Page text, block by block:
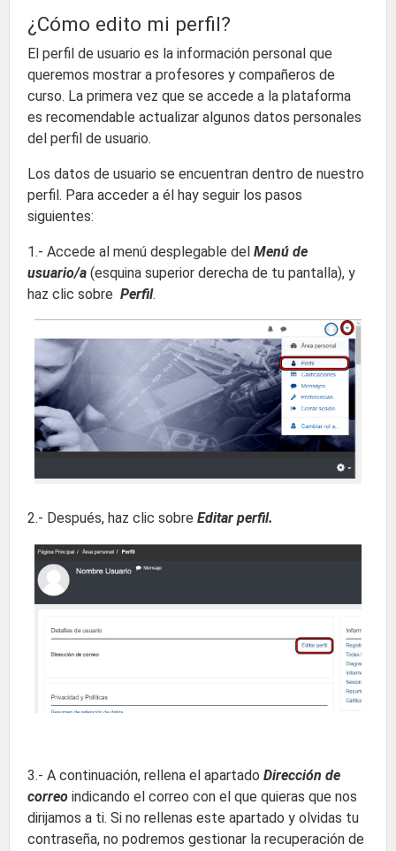
¿Cómo edito mi perfil?
El perfil de usuario es la información personal que
queremos mostrar a profesores y compañeros de
curso. La primera vez que se accede a la plataforma
es recomendable actualizar algunos datos personales
del perfil de usuario.
Los datos de usuario se encuentran dentro de nuestro
perfil. Para acceder a él hay seguir los pasos
siguientes:
1.- Accede al menú desplegable del Menú de
usuario/a (esquina superior derecha de tu pantalla), y
haz clic sobre Perfil.
2.- Después, haz clic sobre Editar perfil.
3.- A continuación, rellena el apartado Dirección de
correo indicando el correo con el que quieras que nos
dirijamos a ti. Si no rellenas este apartado y olvidas tu
contraseña, no podremos gestionar la recuperación de